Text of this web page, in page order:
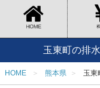
玉東町の排
HOME 熊本県 玉東